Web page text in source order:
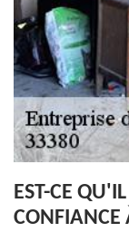
EST-CE
CONFIANCE